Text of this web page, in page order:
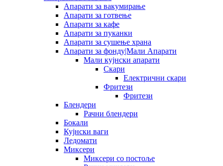
Апарати за вакумирање
Апарати за готвење
Апарати за кафе
Апарати за пуканки
Апарати за сушење храна
Апарати за фонду|Мали Апарати
Мали кујнски апарати
Скари
Електрични скари
Фритези
Фритези
Блендери
Рачни блендери
Бокали
Кујнски ваги
Ледомати
Миксери
Миксери со постоље